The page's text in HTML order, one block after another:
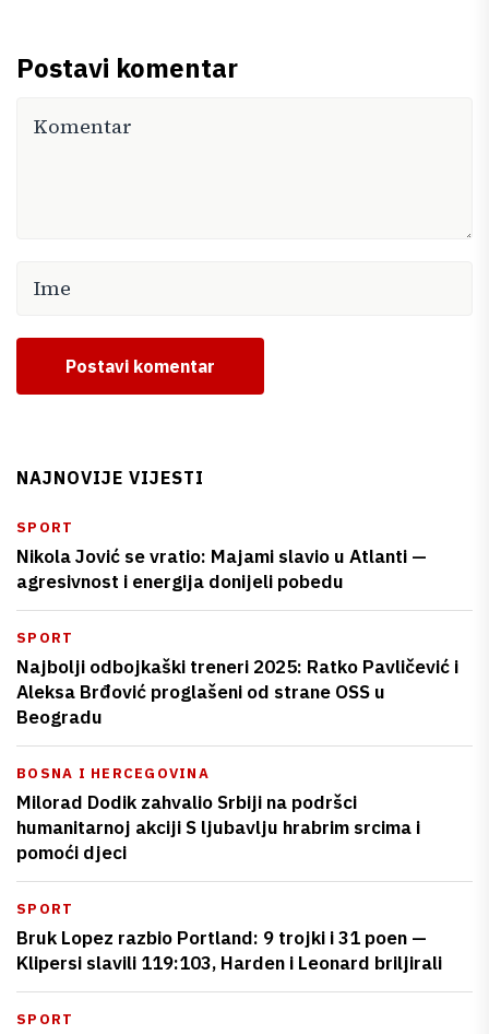
Postavi komentar
Postavi komentar
NAJNOVIJE VIJESTI
SPORT
Nikola Jović se vratio: Majami slavio u Atlanti —
agresivnost i energija donijeli pobedu
SPORT
Najbolji odbojkaški treneri 2025: Ratko Pavličević i
Aleksa Brđović proglašeni od strane OSS u
Beogradu
BOSNA I HERCEGOVINA
Milorad Dodik zahvalio Srbiji na podršci
humanitarnoj akciji S ljubavlju hrabrim srcima i
pomoći djeci
SPORT
Bruk Lopez razbio Portland: 9 trojki i 31 poen —
Klipersi slavili 119:103, Harden i Leonard briljirali
SPORT